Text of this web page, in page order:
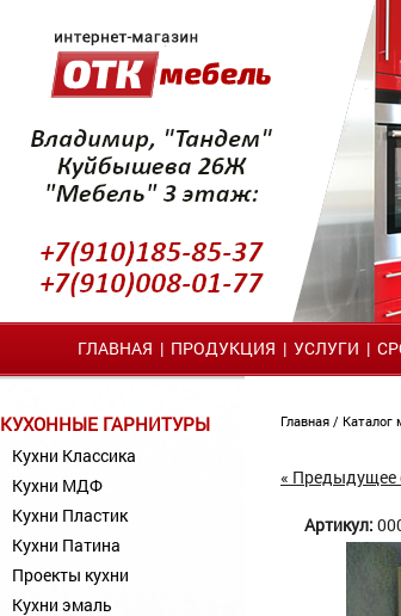
ГЛАВНАЯ | ПРОДУКЦИЯ | УСЛУГИ |
КУХОННЫЕ ГАРНИТУРЫ
Кухни Классика
Кухни МДФ
Кухни Пластик
Кухни Патина
Проекты кухни
Кухни эмаль
Главная / Каталог
« Предыдущее
Артикул: